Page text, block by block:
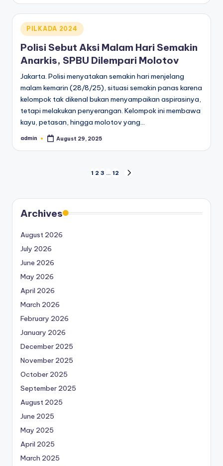
Posted
in
PILKADA 2024
Polisi Sebut Aksi Malam Hari Semakin
Anarkis, SPBU Dilempari Molotov
Jakarta. Polisi menyatakan semakin hari menjelang
malam kemarin (28/8/25), situasi semakin panas karena
kelompok tak dikenal bukan menyampaikan aspirasinya,
tetapi melakukan penyerangan. Kelompok ini membawa
kayu, petasan, hingga molotov yang…
Posted
admin August 29, 2025
pagination
1 2 3 … 12
Archives
August 2026
July 2026
June 2026
May 2026
April 2026
March 2026
February 2026
January 2026
December 2025
November 2025
October 2025
September 2025
August 2025
June 2025
May 2025
April 2025
March 2025